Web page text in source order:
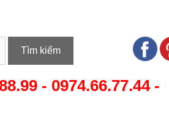
Tìm kiếm
- 0974.66.77.44-